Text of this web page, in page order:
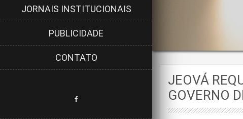
JORNAIS INSTITUCIONAIS
PUBLICIDADE
CONTATO
JEOVÁ
GOVERNO